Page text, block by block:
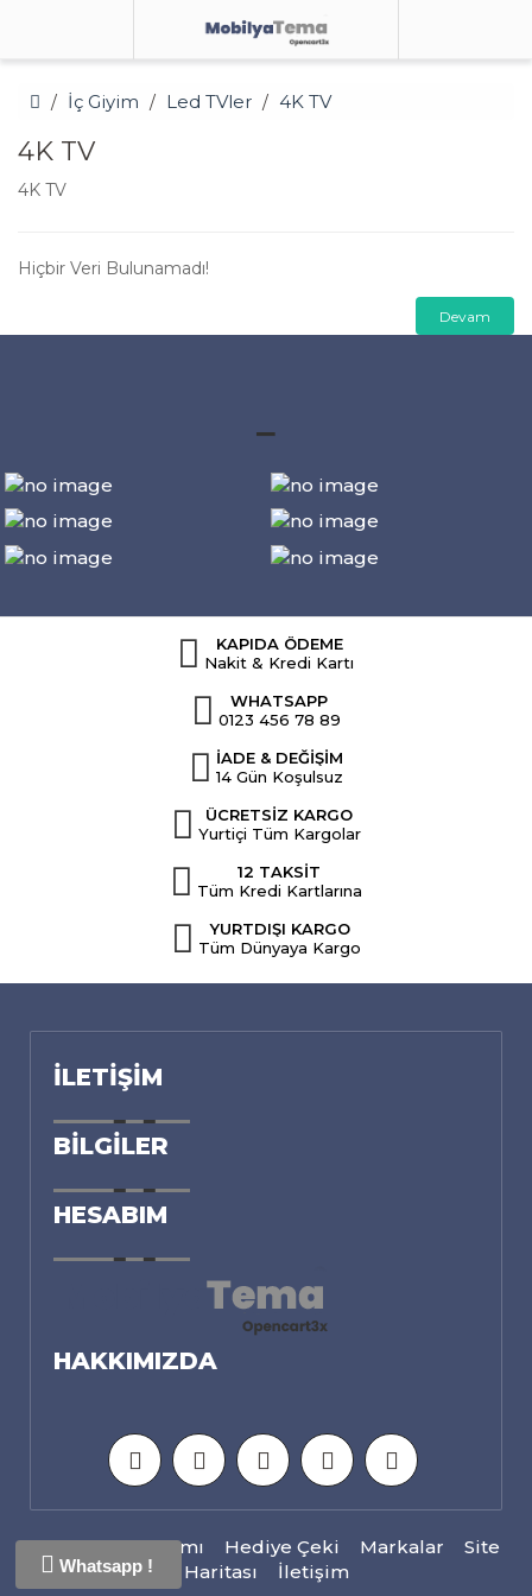
İç Giyim Led TVler 4K TV
4K TV
4K TV
Hiçbir Veri Bulunamadı!
Devam
Whatsapp !
KAPIDA ÖDEME
Nakit & Kredi Kartı
WHATSAPP
0123 456 78 89
İADE & DEĞİŞİM
14 Gün Koşulsuz
ÜCRETSİZ KARGO
Yurtiçi Tüm Kargolar
12 TAKSİT
Tüm Kredi Kartlarına
YURTDIŞI KARGO
Tüm Dünyaya Kargo
İLETIŞIM
BILGILER
HESABIM
HAKKIMIZDA
Ortaklık Programı Hediye Çeki Markalar
Site
Haritası
İletişim